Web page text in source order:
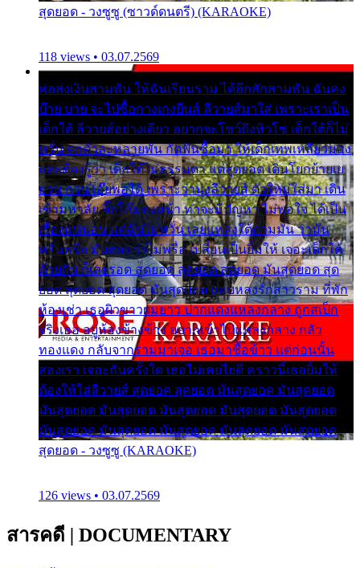
สุดยอด - วงซูซู (ซาวด์ดนตรี) (KARAOKE)
118 views • 03.07.2569
พ่อส่งเงินสามพัน ให้ฉันเรียนราม ได้อีกสักสามพัน ฉันคง
บ๊าย บาย จะไปซื้อกางเกงยีนส์ ลีวายส์มาใส่ เพราะเราเป็น
เด็กใต้ ลีวายส์อย่างเดียว อยากจะโชว์ถึงหิวโซ เด็กใต้ก็ไม่
หวั่น ตกตัวละหลายพัน กัดฟันซื้อมา ให้เด็กเทพเหลียวมอง
และต้องรู้ว่า เด็กใต้ไม่ธรรมดา แต่สุดยอด เดินโยกย้ายเย
ยวน กวนโอ๊ยพอได้ เพราะว่านุ่งลีวายส์ ตัวใหม่ใส่มา เดิน
เข้ามหาลัย จิ๊กโก๊มองหน้า ท่าจะมีปัญหา ไม่พอใจ ได้เป็น
เรื่องแน่นอน แต่ฉันไม่หวั่น เลยแหลงใต้ถามมัน ว่ามัน
พรั่นพรือ มันตอบว่าไม่พรื่อ เปลี่ยนเป็นยิ้มให้ เจอะเด็กใต้
ด้วยกัน ก็เลยรอด สุดยอด สุดยอด สุดยอด มันสุดยอด สุด
ยอด สุดยอด สุดยอด มันสุดยอด แอบหลงรักสาวราม ที่พัก
ห้องเช่า เธอผิวขาวผมยาว ปากแดงแหลงกลาง ถูกสเป็ก
จริงเธอ อยู่ห้องข้างข้าง อยากเข้าไปแหลงกลาง กลัว
ทองแดง กลับจากรามมาเจอ เธอมาซื้อข้าว แต่ก่อนนั้น
สองเรา เจอะกันครั้งใด เธอไม่เคยไยดี คราวนี้เธอยิ้มให้
ต้องให้ใส่ลีวายส์ สุดยอด สุดยอด มันสุดยอด มันสุดยอด
มันสุดยอด มันสุดยอด มันสุดยอด มันสุดยอด มันสุดยอด
มันสุดยอด มันสุดยอด มันสุดยอด มันสุดยอด มันสุดยอด
สุดยอด - วงซูซู (KARAOKE)
126 views • 03.07.2569
สารคดี | DOCUMENTARY